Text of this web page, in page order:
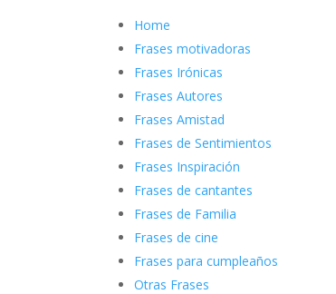
Home
Frases motivadoras
Frases Irónicas
Frases Autores
Frases Amistad
Frases de Sentimientos
Frases Inspiración
Frases de cantantes
Frases de Familia
Frases de cine
Frases para cumpleaños
Otras Frases